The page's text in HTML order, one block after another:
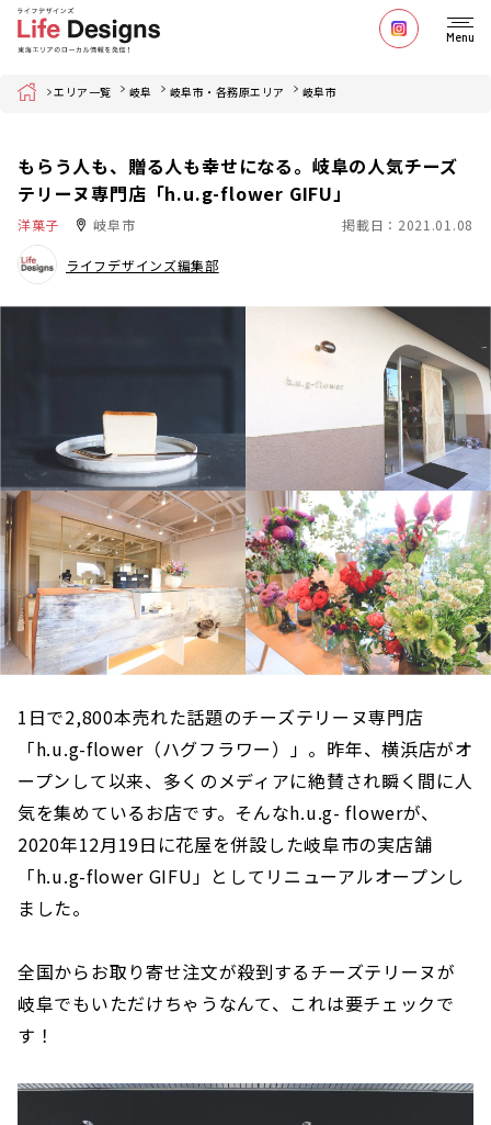
Menu
Home エリア一覧 岐阜 岐阜市・各務原エリア 岐阜市
もらう人も、贈る人も幸せになる。岐阜の人気チーズ
テリーヌ専門店「h.u.g-flower GIFU」
洋菓子 岐阜市 掲載日：2021.01.08
ライフデザインズ編集部
1日で2,800本売れた話題のチーズテリーヌ専門店
「h.u.g-flower（ハグフラワー）」。昨年、横浜店がオ
ープンして以来、多くのメディアに絶賛され瞬く間に人
気を集めているお店です。そんなh.u.g- flowerが、
2020年12月19日に花屋を併設した岐阜市の実店舗
「h.u.g-flower GIFU」としてリニューアルオープンし
ました。
全国からお取り寄せ注文が殺到するチーズテリーヌが
岐阜でもいただけちゃうなんて、これは要チェックで
す！